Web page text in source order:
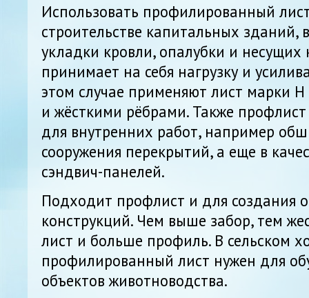
Использовать профилированный
строительстве капитальных зданий,
укладки кровли, опалубки и несущих
принимает на себя нагрузку и
этом случае применяют лист марки
и жёсткими рёбрами. Также
для внутренних работ, например
сооружения перекрытий, а еще в
сэндвич-панелей.
Подходит профлист и для создания
конструкций. Чем выше забор, тем
лист и больше профиль. В сельском
профилированный лист нужен для
объектов животноводства.